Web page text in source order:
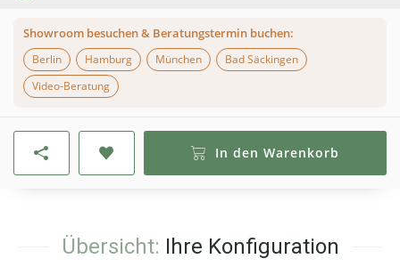
Showroom besuchen & Beratungstermin buchen:
Berlin
Hamburg München
Bad Säckingen
Video-Beratung
In den Warenkorb
Übersicht: Ihre Konfiguration